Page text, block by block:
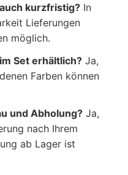
kurzfristig? In
Lieferungen
möglich.
Set erhältlich? Ja,
Farben können
und Abholung? Ja,
nach Ihrem
ab Lager ist